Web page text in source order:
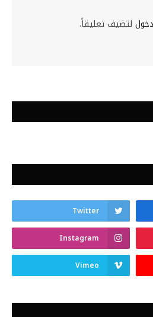
لتضيف تعليقاً.
Twitter
Instagram
Vimeo